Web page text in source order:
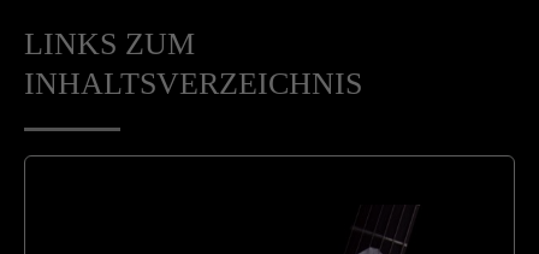
LINKS ZUM
INHALTSVERZEICHNIS